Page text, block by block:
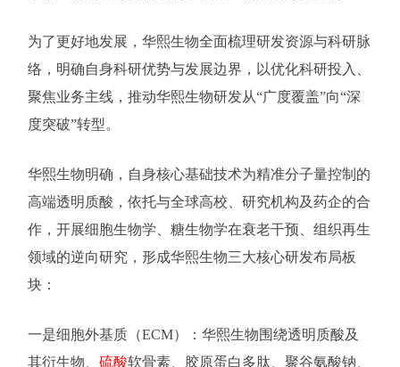
为了更好地发展，华熙生物全面梳理研发资源与科研脉
络，明确自身科研优势与发展边界，以优化科研投入、
聚焦业务主线，推动华熙生物研发从“广度覆盖”向“深
度突破”转型。
华熙生物明确，自身核心基础技术为精准分子量控制的
高端透明质酸，依托与全球高校、研究机构及药企的合
作，开展细胞生物学、糖生物学在衰老干预、组织再生
领域的逆向研究，形成华熙生物三大核心研发布局板
块：
一是细胞外基质（ECM）：华熙生物围绕透明质酸及
其衍生物、 硫酸软骨素、胶原蛋白多肽、聚谷氨酸钠、